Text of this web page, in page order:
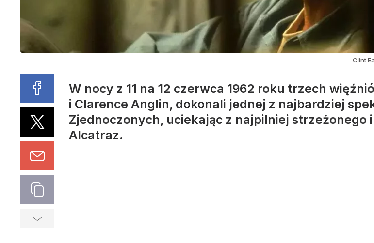
Clint
W nocy z 11 na 12 czerwca 1962 roku trzech
i Clarence Anglin, dokonali jednej z najbardziej
Zjednoczonych, uciekając z najpilniej strzeżonego
Alcatraz.